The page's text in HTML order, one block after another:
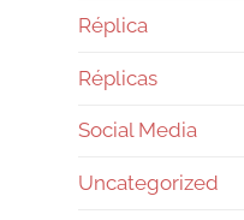
Réplica
Réplicas
Social Media
Uncategorized